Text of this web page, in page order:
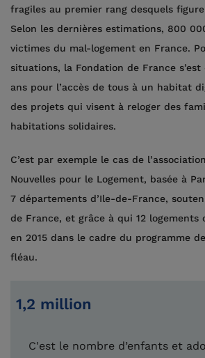
fragiles au premier rang desquels
Selon les dernières estimations, 800
victimes du mal-logement en France.
situations, la Fondation de France s’est
ans pour l’accès de tous à un habitat
des projets qui visent à reloger des
habitations solidaires.
C’est par exemple le cas de
Nouvelles pour le Logement, basée à
7 départements d’Ile-de-France,
de France, et grâce à qui 12 logements
en 2015 dans le cadre du programme
fléau.
1,2 million
C'est le nombre d’enfants et